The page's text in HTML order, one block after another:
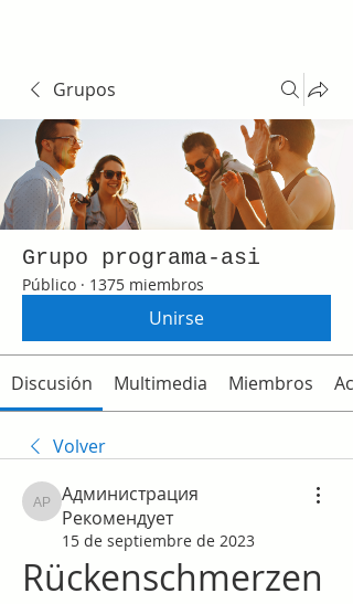
Grupos
Grupo programa-asi
Público · 1375 miembros
Unirse
Discusión Multimedia Miembros
Volver
Администрация Рекомендует
Администрация
Рекомендует
15 de septiembre de 2023
Rückenschmerzen